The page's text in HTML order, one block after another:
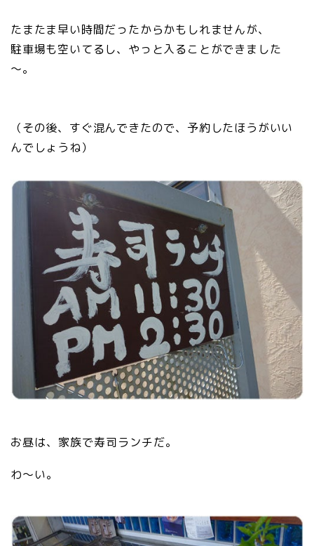
たまたま早い時間だったからかもしれませんが、
駐車場も空いてるし、やっと入ることができました
～。
（その後、すぐ混んできたので、予約したほうがいい
んでしょうね）
お昼は、家族で寿司ランチだ。
わ～い。